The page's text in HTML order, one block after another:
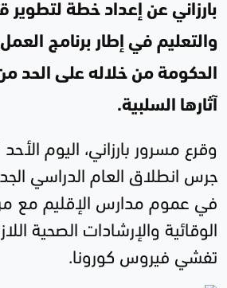
بارزاني عن إعداد خطة لتطوير
والتعليم في إطار برنامج
الحكومة من خلاله على الحد
آثارها السلبية.
في عموم مدارس الإقليم مع
الوقائية والإرشادات الصحية
تفشي فيروس كورونا.